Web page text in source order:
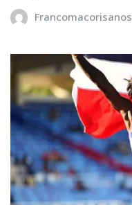
Francomacorisanos